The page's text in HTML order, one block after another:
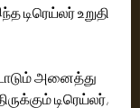
டிரெய்லர் உறுதி
அனைத்து
டிரெய்லர்,